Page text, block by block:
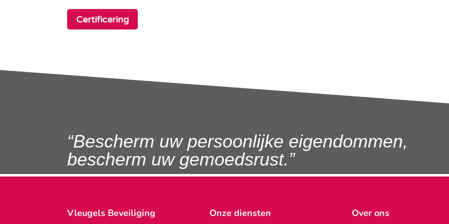
Certificering
“Bescherm uw persoonlijke eigendommen,
bescherm uw gemoedsrust.”
Vleugels Beveiliging Onze diensten Over ons